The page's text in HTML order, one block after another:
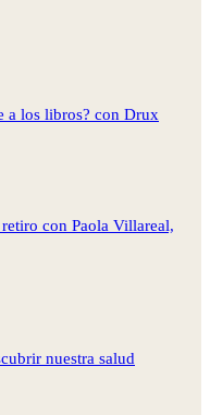
a los libros? con Drux
con Paola Villareal,
nuestra salud